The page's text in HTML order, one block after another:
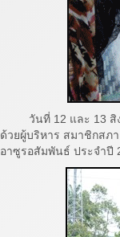
วันที่ 12 และ 13 สิงห
ด้วยผู้บริหาร สมาชิกสภ
อาซูรอสัมพันธ์ ประจำปี